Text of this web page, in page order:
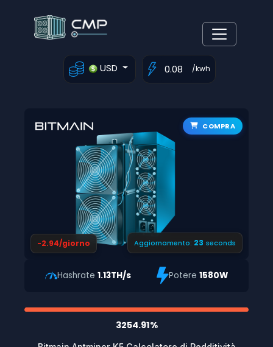
USD /kwh
COMPRA
-2.94/giorno Aggiornamento: 23 seconds
Hashrate 1.13TH/s Potere1580W
3254.91%